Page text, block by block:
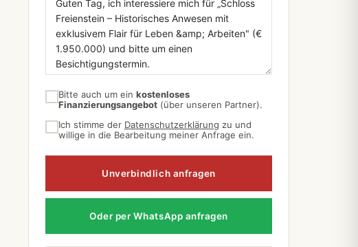
Bitte auch um ein kostenloses
Finanzierungsangebot (über unseren Partner).
Ich stimme der Datenschutzerklärung zu und
willige in die Bearbeitung meiner Anfrage ein.
Unverbindlich anfragen
Oder per WhatsApp anfragen